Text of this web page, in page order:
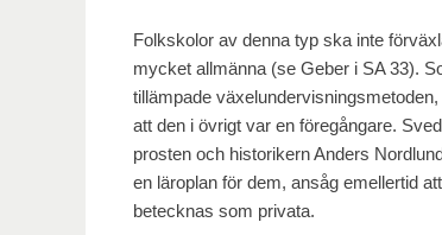
Folkskolor av denna typ ska inte
mycket allmänna (se Geber i SA 33).
tillämpade
att den i övrigt var en föregångare.
prosten och historikern Anders
en läroplan för dem, ansåg emellertid
betecknas som privata.